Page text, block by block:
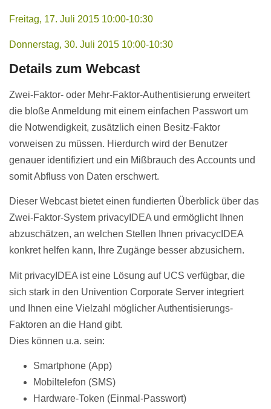
Freitag, 17. Juli 2015 10:00-10:30
Donnerstag, 30. Juli 2015 10:00-10:30
Details zum Webcast
Zwei-Faktor- oder Mehr-Faktor-Authentisierung erweitert
die bloße Anmeldung mit einem einfachen Passwort um
die Notwendigkeit, zusätzlich einen Besitz-Faktor
vorweisen zu müssen. Hierdurch wird der Benutzer
genauer identifiziert und ein Mißbrauch des Accounts und
somit Abfluss von Daten erschwert.
Dieser Webcast bietet einen fundierten Überblick über das
Zwei-Faktor-System privacyIDEA und ermöglicht Ihnen
abzuschätzen, an welchen Stellen Ihnen privacycIDEA
konkret helfen kann, Ihre Zugänge besser abzusichern.
Mit privacyIDEA ist eine Lösung auf UCS verfügbar, die
sich stark in den Univention Corporate Server integriert
und Ihnen eine Vielzahl möglicher Authentisierungs-
Faktoren an die Hand gibt.
Dies können u.a. sein:
Smartphone (App)
Mobiltelefon (SMS)
Hardware-Token (Einmal-Passwort)